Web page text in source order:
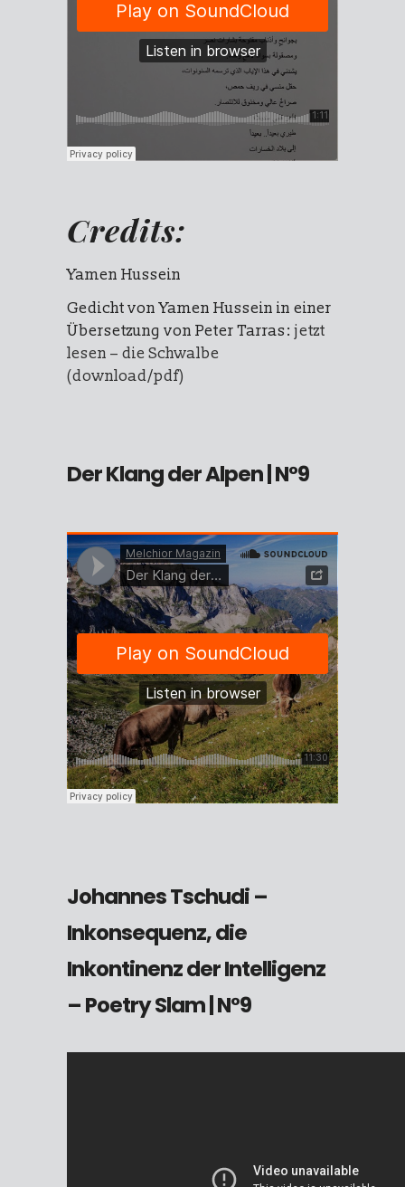
Credits:
Yamen Hussein
Gedicht von Yamen Hussein in einer
Übersetzung von Peter Tarras:jetzt
lesen – die Schwalbe
(download/pdf)
Der Klang der Alpen| N°9
Johannes Tschudi –
Inkonsequenz, die
Inkontinenz der Intelligenz
– Poetry Slam| N°9